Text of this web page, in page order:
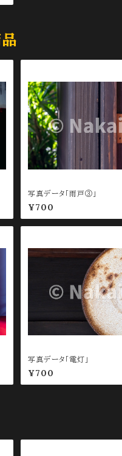
写真データ「雨戸③」
¥700
写真データ「電灯」
¥700